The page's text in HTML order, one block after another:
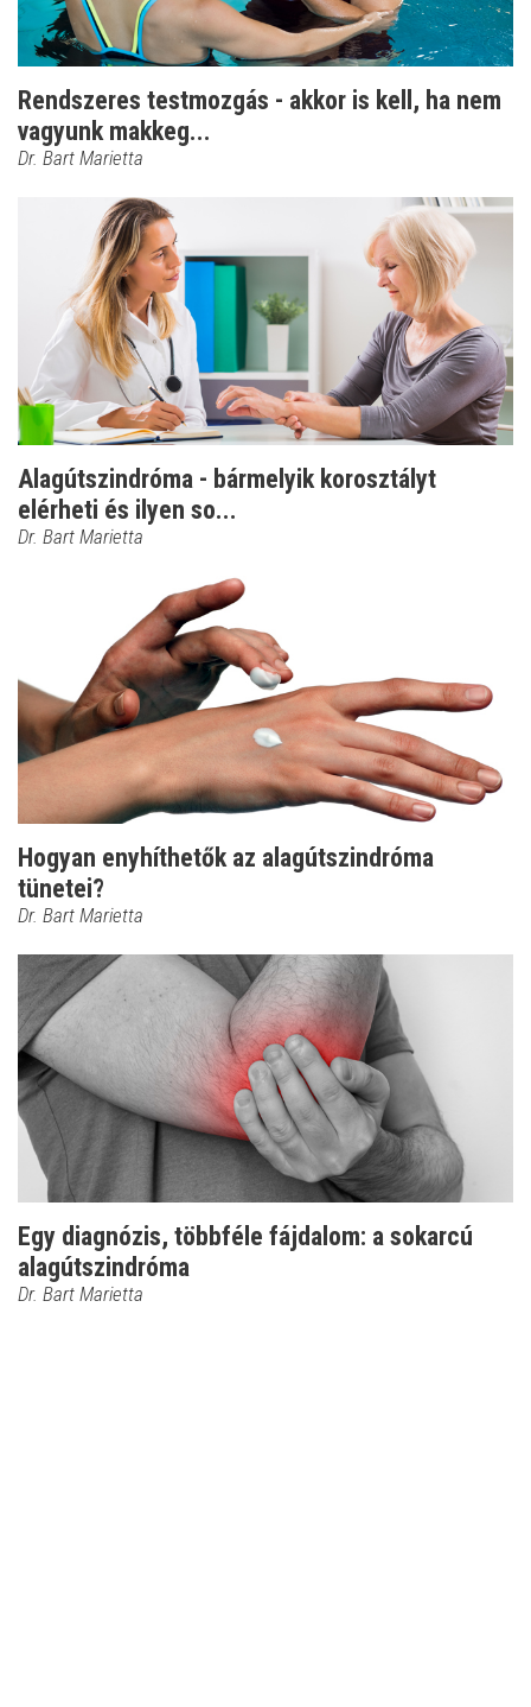
Rendszeres testmozgás - akkor is kell, ha nem
vagyunk makkeg...
Dr. Bart Marietta
Alagútszindróma - bármelyik korosztályt
elérheti és ilyen so...
Dr. Bart Marietta
Hogyan enyhíthetők az alagútszindróma
tünetei?
Dr. Bart Marietta
Egy diagnózis, többféle fájdalom: a sokarcú
alagútszindróma
Dr. Bart Marietta